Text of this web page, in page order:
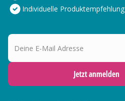
Individuelle Produktempfehlung
Deine E-Mail Adresse
Jetzt anmelden